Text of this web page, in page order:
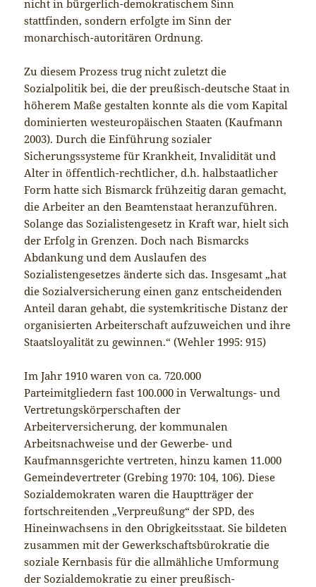
nicht in bürgerlich-demokratischem Sinn
stattfinden, sondern erfolgte im Sinn der
monarchisch-autoritären Ordnung.
Zu diesem Prozess trug nicht zuletzt die
Sozialpolitik bei, die der preußisch-deutsche Staat in
höherem Maße gestalten konnte als die vom Kapital
dominierten westeuropäischen Staaten (Kaufmann
2003). Durch die Einführung sozialer
Sicherungssysteme für Krankheit, Invalidität und
Alter in öffentlich-rechtlicher, d.h. halbstaatlicher
Form hatte sich Bismarck frühzeitig daran gemacht,
die Arbeiter an den Beamtenstaat heranzuführen.
Solange das Sozialistengesetz in Kraft war, hielt sich
der Erfolg in Grenzen. Doch nach Bismarcks
Abdankung und dem Auslaufen des
Sozialistengesetzes änderte sich das. Insgesamt „hat
die Sozialversicherung einen ganz entscheidenden
Anteil daran gehabt, die systemkritische Distanz der
organisierten Arbeiterschaft aufzuweichen und ihre
Staatsloyalität zu gewinnen.“ (Wehler 1995: 915)
Im Jahr 1910 waren von ca. 720.000
Parteimitgliedern fast 100.000 in Verwaltungs- und
Vertretungskörperschaften der
Arbeiterversicherung, der kommunalen
Arbeitsnachweise und der Gewerbe- und
Kaufmannsgerichte vertreten, hinzu kamen 11.000
Gemeindevertreter (Grebing 1970: 104, 106). Diese
Sozialdemokraten waren die Hauptträger der
fortschreitenden „Verpreußung“ der SPD, des
Hineinwachsens in den Obrigkeitsstaat. Sie bildeten
zusammen mit der Gewerkschaftsbürokratie die
soziale Kernbasis für die allmähliche Umformung
der Sozialdemokratie zu einer preußisch-